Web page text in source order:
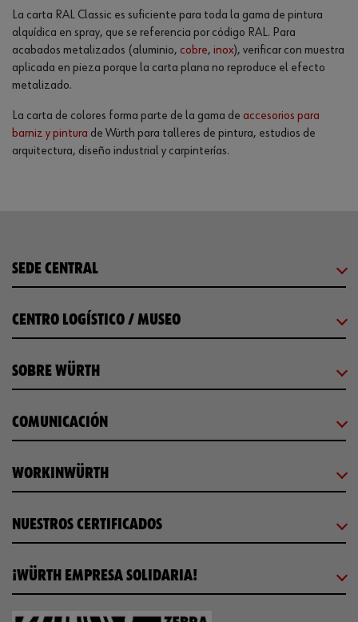
La carta RAL Classic es suficiente para toda la gama de pintura
alquídica en spray, que se referencia por código RAL. Para
acabados metalizados (aluminio, cobre, inox), verificar con muestra
aplicada en pieza porque la carta plana no reproduce el efecto
metalizado.
La carta de colores forma parte de la gama de accesorios para
barniz y pintura de Würth para talleres de pintura, estudios de
arquitectura, diseño industrial y carpinterías.
SEDE CENTRAL
CENTRO LOGÍSTICO / MUSEO
SOBRE WÜRTH
COMUNICACIÓN
WORKINWÜRTH
NUESTROS CERTIFICADOS
¡WÜRTH EMPRESA SOLIDARIA!